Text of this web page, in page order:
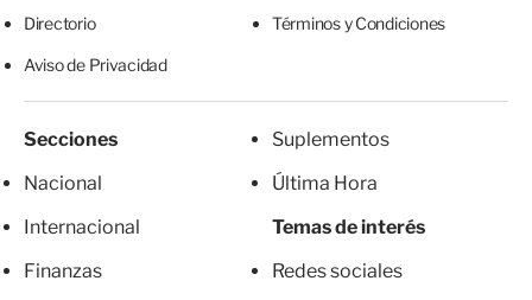
Directorio Términos y Condiciones
Aviso de Privacidad
Secciones
Nacional
Internacional
Finanzas
Suplementos
Última Hora
Temas de interés
Redes sociales